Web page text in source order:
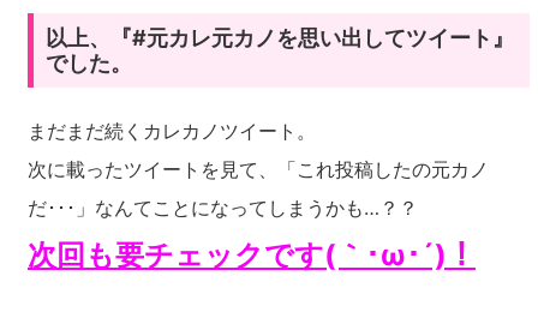
以上、『#元カレ元カノを思い出してツイート』
でした。
まだまだ続くカレカノツイート。
次に載ったツイートを見て、「これ投稿したの元カノ
だ･･･」なんてことになってしまうかも…？？
次回も要チェックです(｀･ω･´)！